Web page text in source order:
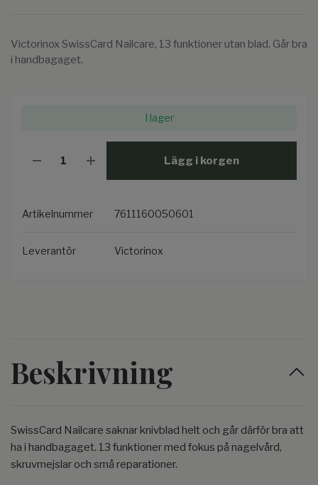
Victorinox SwissCard Nailcare, 13 funktioner utan blad. Går bra
i handbagaget.
I lager
Lägg i korgen
Artikelnummer 7611160050601
Leverantör Victorinox
Beskrivning
SwissCard Nailcare saknar knivblad helt och går därför bra att
ha i handbagaget. 13 funktioner med fokus på nagelvård,
skruvmejslar och små reparationer.